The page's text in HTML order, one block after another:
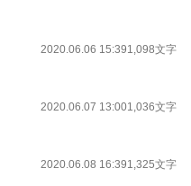
2020.06.06 15:391,098文字
2020.06.07 13:001,036文字
2020.06.08 16:391,325文字